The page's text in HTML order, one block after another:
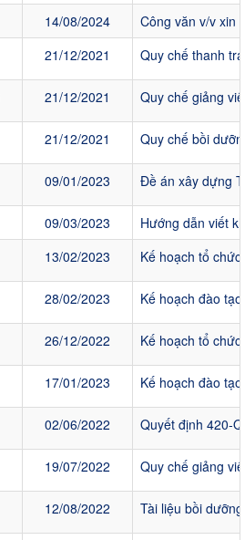
14/08/2024
Công văn v/v xin
21/12/2021 Quy chế thanh
21/12/2021 Quy chế giảng
21/12/2021 Quy chế bồi
09/01/2023 Đề án xây dựng
09/03/2023
Hướng dẫn viết
13/02/2023 Kế hoạch tổ
28/02/2023 Kế hoạch đào
26/12/2022 Kế hoạch tổ
17/01/2023 Kế hoạch đào
02/06/2022 Quyết định 420-
19/07/2022 Quy chế giảng
12/08/2022 Tài liệu bồi